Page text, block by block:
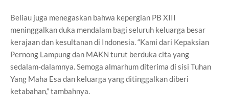
Beliau juga menegaskan bahwa kepergian PB XIII
meninggalkan duka mendalam bagi seluruh keluarga besar
kerajaan dan kesultanan di Indonesia. “Kami dari Kepaksian
Pernong Lampung dan MAKN turut berduka cita yang
sedalam-dalamnya. Semoga almarhum diterima di sisi Tuhan
Yang Maha Esa dan keluarga yang ditinggalkan diberi
ketabahan,” tambahnya.